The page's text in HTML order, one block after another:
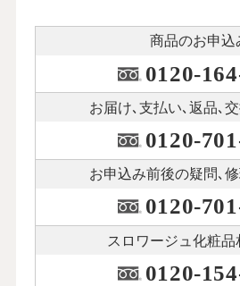
商品のお申込
0120-
お届け､支払い､ 返品､
0120-
お申込み前後の疑問､
0120-
スロワージュ化粧品
0120-